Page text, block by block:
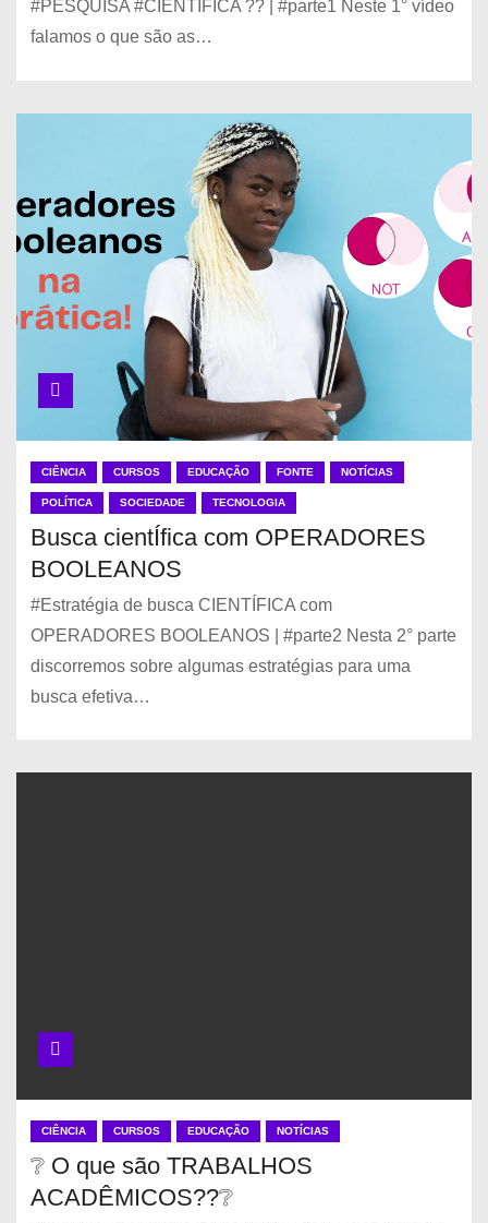
#PESQUISA #CIENTÍFICA ?? | #parte1 Neste 1° vídeo
falamos o que são as…
CIÊNCIA CURSOS EDUCAÇÃO FONTE NOTÍCIAS
POLÍTICA SOCIEDADE TECNOLOGIA
Busca cientÍfica com OPERADORES
BOOLEANOS
#Estratégia de busca CIENTÍFICA com
OPERADORES BOOLEANOS | #parte2 Nesta 2° parte
discorremos sobre algumas estratégias para uma
busca efetiva…
CIÊNCIA CURSOS EDUCAÇÃO NOTÍCIAS
❔ O que são TRABALHOS
ACADÊMICOS??❔